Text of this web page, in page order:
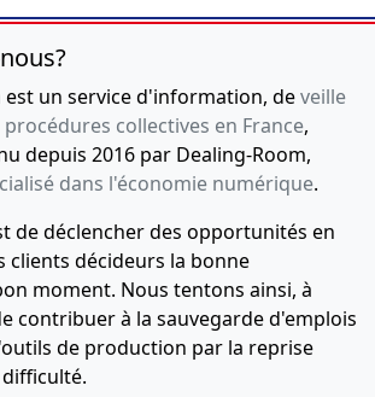
est un service d'information, deveille
collectives en France,
depuis 2016 par Dealing-Room,
dans l'économie numérique.
de déclencher des opportunités en
clients décideurs la bonne
moment. Nous tentons ainsi, à
contribuer à la sauvegarde d'emplois
de production par la reprise